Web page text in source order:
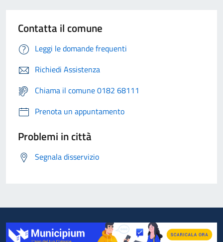
Contatta il comune
Leggi le domande frequenti
Richiedi Assistenza
Chiama il comune 0182 68111
Prenota un appuntamento
Problemi in città
Segnala disservizio